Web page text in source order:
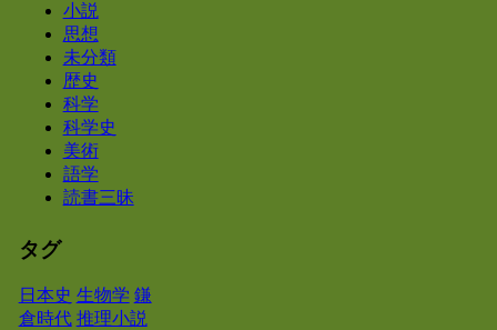
小説
思想
未分類
歴史
科学
科学史
美術
語学
読書三昧
タグ
日本史 生物学 鎌
倉時代 推理小説